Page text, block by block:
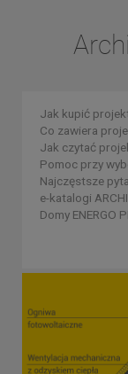
Jak kupić
Co zawiera
Jak czytać
Pomoc przy
Najczęstsze
e-katalogi
Domy ENERGO